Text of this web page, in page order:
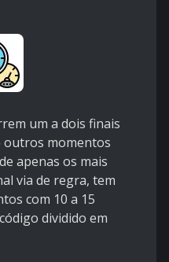
um a dois finais
outros momentos
apenas os mais
via de regra, tem
com 10 a 15
dividido em